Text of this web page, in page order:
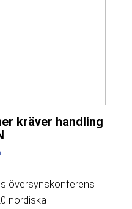
kräver handling
översynskonferens i
nordiska